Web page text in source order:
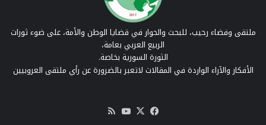
ملتقى وفضاء رحيب، للبحث والحوار في قضايا الوطن والأمة، على ضوء ثورات
الربيع العربي بعامة،
الثورة السورية بخاصة.
الأفكار والآراء الواردة في المقالات لاتعبر بالضرورة عن رأي ملتقى العروبيين
فيسبوك
‫X
‫YouTube